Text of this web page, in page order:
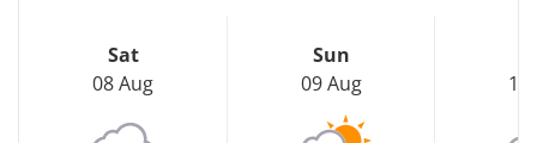
Sat
08 Aug
Sun
09 Aug
10